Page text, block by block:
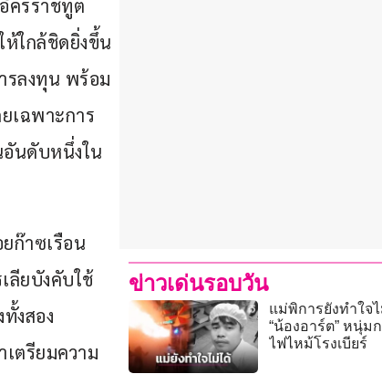
ครราชทูต
ห้ใกล้ชิดยิ่งขึ้น
รลงทุน พร้อม
เฉพาะการ
อันดับหนึ่งใน
ก๊าซเรือน
ลียบังคับใช้
งสอง
เตรียมความ
ข่าวเด่นรอบวัน
แม่พิการยังทำใจ
“น้องอาร์ต” หนุ่ม
ไฟไหม้โรงเบียร์